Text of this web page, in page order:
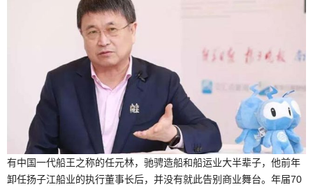
有中国一代船王之称的任元林，驰骋造船和船运业大半辈子，他前年
卸任扬子江船业的执行董事长后，并没有就此告别商业舞台。年届70